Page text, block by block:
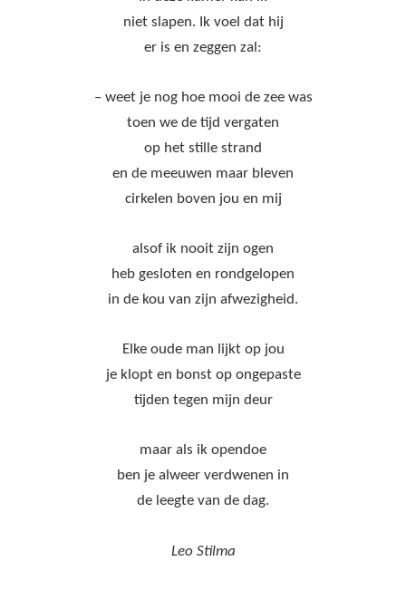
niet slapen. Ik voel dat hij
er is en zeggen zal:
– weet je nog hoe mooi de zee was
toen we de tijd vergaten
op het stille strand
en de meeuwen maar bleven
cirkelen boven jou en mij
alsof ik nooit zijn ogen
heb gesloten en rondgelopen
in de kou van zijn afwezigheid.
Elke oude man lijkt op jou
je klopt en bonst op ongepaste
tijden tegen mijn deur
maar als ik opendoe
ben je alweer verdwenen in
de leegte van de dag.
Leo Stilma